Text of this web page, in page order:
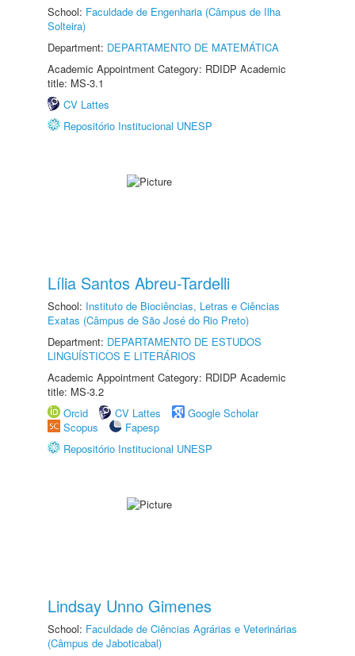
School: Faculdade de Engenharia (Câmpus de Ilha
Solteira)
Department: DEPARTAMENTO DE MATEMÁTICA
Academic Appointment Category: RDIDP Academic
title: MS-3.1
CV Lattes
Repositório Institucional UNESP
Lília Santos Abreu-Tardelli
School: Instituto de Biociências, Letras e Ciências
Exatas (Câmpus de São José do Rio Preto)
Department: DEPARTAMENTO DE ESTUDOS
LINGUÍSTICOS E LITERÁRIOS
Academic Appointment Category: RDIDP Academic
title: MS-3.2
Orcid
CV Lattes
Google Scholar
Scopus
Fapesp
Repositório Institucional UNESP
Lindsay Unno Gimenes
School: Faculdade de Ciências Agrárias e Veterinárias
(Câmpus de Jaboticabal)